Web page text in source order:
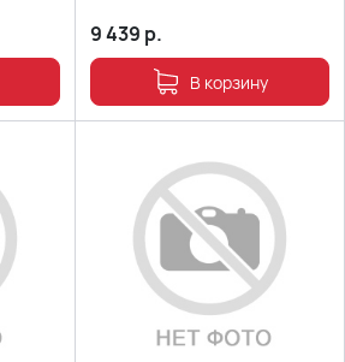
9 439 р.
В корзину